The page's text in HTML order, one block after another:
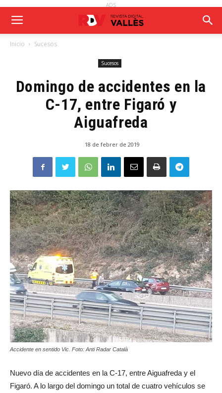
ADS
Inicio Sucesos
Sucesos
Domingo de accidentes en la
C-17, entre Figaró y
Aiguafreda
18 de febrer de 2019
Accidente en sentido Vic. Foto: Anti Radar Català
Nuevo día de accidentes en la C-17, entre Aiguafreda y el
Figaró. A lo largo del domingo un total de cuatro vehículos se